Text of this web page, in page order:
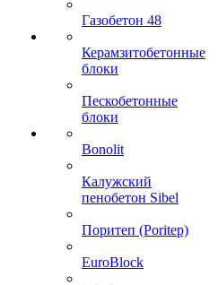
Газобетон 48
Керамзитобетонные
блоки
Пескобетонные
блоки
Bonolit
Калужский
пенобетон Sibel
Поритеп (Poritep)
EuroBlock